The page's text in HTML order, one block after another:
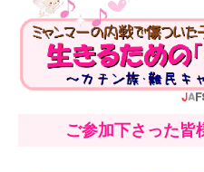
参加下さった皆様のおか